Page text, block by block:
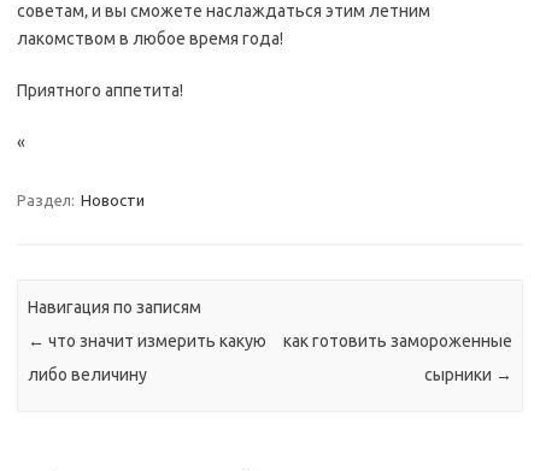
советам‚ и вы сможете наслаждаться этим летним
лакомством в любое время года!
Приятного аппетита!
«
Раздел: Новости
Навигация по записям
← что значит измерить какую
либо величину
как готовить замороженные
сырники →